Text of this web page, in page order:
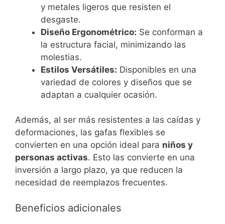
y metales ligeros que resisten el
desgaste.
Diseño Ergonométrico: Se conforman a
la estructura facial, minimizando las
molestias.
Estilos Versátiles: Disponibles en una
variedad de colores y diseños que se
adaptan a cualquier ocasión.
Además, al ser más resistentes a las caídas y
deformaciones, las gafas flexibles se
convierten en una opción ideal para niños y
personas activas. Esto las convierte en una
inversión a largo plazo, ya que reducen la
necesidad de reemplazos frecuentes.
Beneficios adicionales